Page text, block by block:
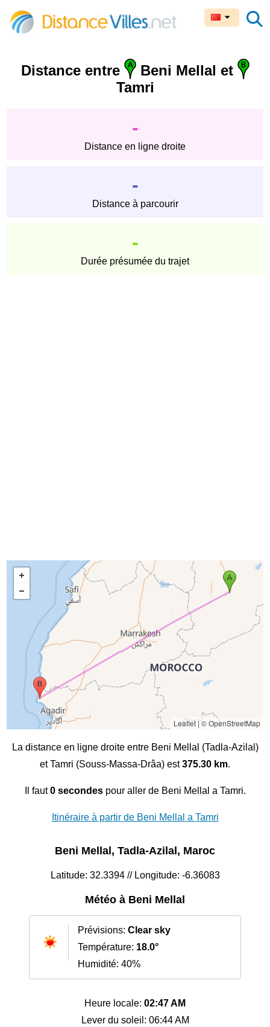
Distance entre
Beni Mellal et
Tamri
-
Distance en ligne droite
-
Distance à parcourir
-
Durée présumée du trajet
Leaflet|© OpenStreetMap
La distance en ligne droite entre Beni Mellal (Tadla-Azilal)
et Tamri (Souss-Massa-Drâa) est375.30 km.
Il faut0 secondespour aller de Beni Mellal a Tamri.
Itinéraire à partir de Beni Mellal a Tamri
Beni Mellal, Tadla-Azilal, Maroc
Latitude: 32.3394 // Longitude: -6.36083
Météo à Beni Mellal
Prévisions: Clear sky
Température: 18.0°
Humidité: 40%
Heure locale: 02:47 AM
Lever du soleil: 06:44 AM